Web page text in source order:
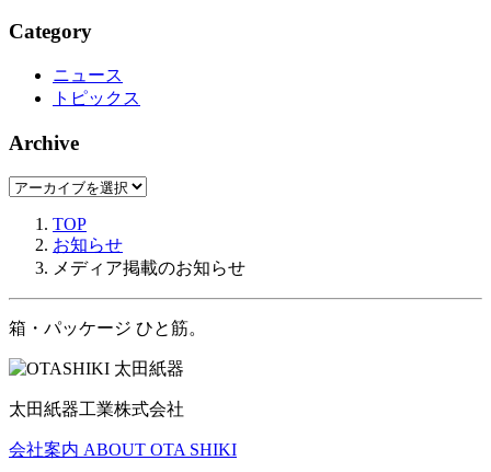
Category
ニュース
トピックス
Archive
TOP
お知らせ
メディア掲載のお知らせ
箱・パッケージ ひと筋。
太田紙器工業株式会社
会社案内 ABOUT OTA SHIKI